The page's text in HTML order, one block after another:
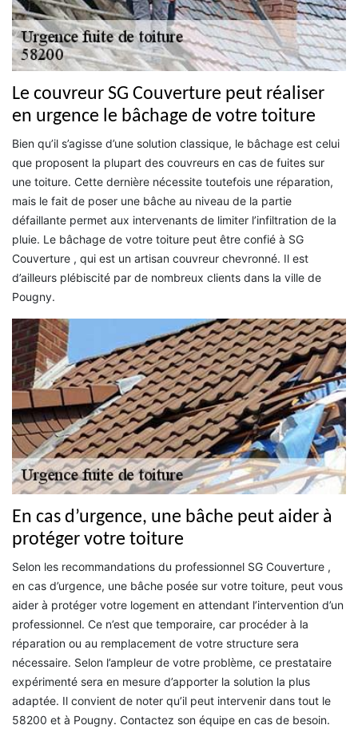
Le couvreur SG Couverture peut réaliser
en urgence le bâchage de votre toiture
Bien qu’il s’agisse d’une solution classique, le bâchage est celui
que proposent la plupart des couvreurs en cas de fuites sur
une toiture. Cette dernière nécessite toutefois une réparation,
mais le fait de poser une bâche au niveau de la partie
défaillante permet aux intervenants de limiter l’infiltration de la
pluie. Le bâchage de votre toiture peut être confié à SG
Couverture , qui est un artisan couvreur chevronné. Il est
d’ailleurs plébiscité par de nombreux clients dans la ville de
Pougny.
En cas d’urgence, une bâche peut aider à
protéger votre toiture
Selon les recommandations du professionnel SG Couverture ,
en cas d’urgence, une bâche posée sur votre toiture, peut vous
aider à protéger votre logement en attendant l’intervention d’un
professionnel. Ce n’est que temporaire, car procéder à la
réparation ou au remplacement de votre structure sera
nécessaire. Selon l’ampleur de votre problème, ce prestataire
expérimenté sera en mesure d’apporter la solution la plus
adaptée. Il convient de noter qu’il peut intervenir dans tout le
58200 et à Pougny. Contactez son équipe en cas de besoin.